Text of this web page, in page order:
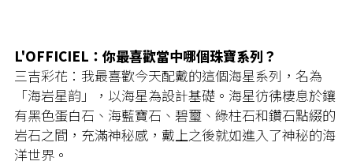
L'OFFICIEL：你最喜歡當中哪個珠寶系列？
三吉彩花：我最喜歡今天配戴的這個海星系列，名為
「海岩星韵」，以海星為設計基礎。海星彷彿棲息於鑲
有黑色蛋白石、海藍寶石、碧璽、綠柱石和鑽石點綴的
岩石之間，充滿神秘感，戴上之後就如進入了神秘的海
洋世界。